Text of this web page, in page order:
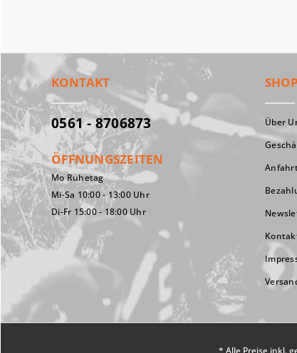
KONTAKT
0561 - 8706873
ÖFFNUNGSZEITEN
Mo Ruhetag
Mi-Sa 10:00 - 13:00 Uhr
Di-Fr 15:00 - 18:00 Uhr
Über
* Alle Preise inkl.